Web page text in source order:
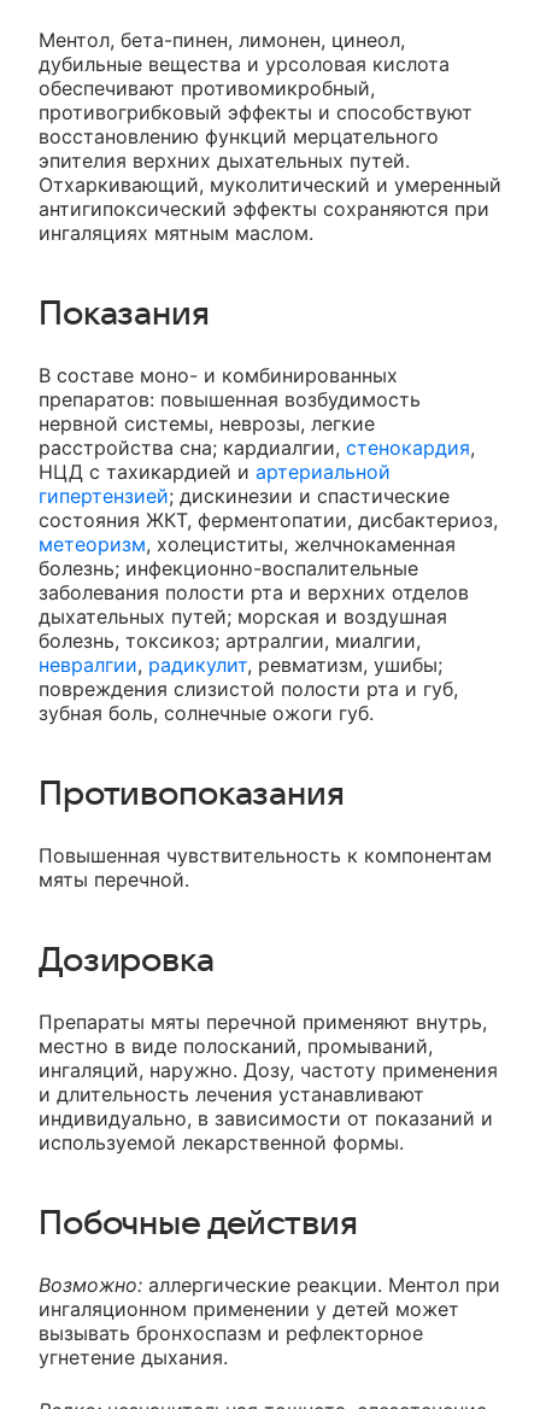
Ментол, бета-пинен, лимонен, цинеол,
дубильные вещества и урсоловая кислота
обеспечивают противомикробный,
противогрибковый эффекты и способствуют
восстановлению функций мерцательного
эпителия верхних дыхательных путей.
Отхаркивающий, муколитический и умеренный
антигипоксический эффекты сохраняются при
ингаляциях мятным маслом.
Показания
В составе моно- и комбинированных
препаратов: повышенная возбудимость
нервной системы, неврозы, легкие
расстройства сна; кардиалгии, стенокардия,
НЦД с тахикардией и артериальной
гипертензией; дискинезии и спастические
состояния ЖКТ, ферментопатии, дисбактериоз,
метеоризм, холециститы, желчнокаменная
болезнь; инфекционно-воспалительные
заболевания полости рта и верхних отделов
дыхательных путей; морская и воздушная
болезнь, токсикоз; артралгии, миалгии,
невралгии, радикулит, ревматизм, ушибы;
повреждения слизистой полости рта и губ,
зубная боль, солнечные ожоги губ.
Противопоказания
Повышенная чувствительность к компонентам
мяты перечной.
Дозировка
Препараты мяты перечной применяют внутрь,
местно в виде полосканий, промываний,
ингаляций, наружно. Дозу, частоту применения
и длительность лечения устанавливают
индивидуально, в зависимости от показаний и
используемой лекарственной формы.
Побочные действия
Возможно: аллергические реакции. Ментол при
ингаляционном применении у детей может
вызывать бронхоспазм и рефлекторное
угнетение дыхания.